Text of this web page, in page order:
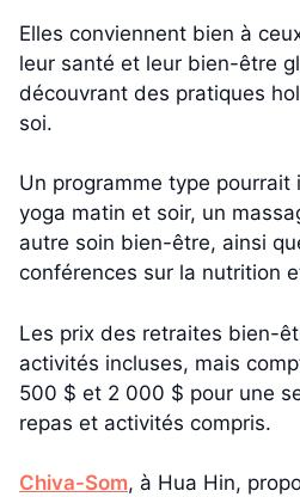
Elles conviennent bien à
leur santé et leur bien-être
découvrant des pratiques
soi.
Un programme type pourrait
yoga matin et soir, un
autre soin bien-être, ainsi
conférences sur la nutrition
Les prix des retraites bien-
activités incluses, mais
500 $ et 2 000 $ pour une
repas et activités compris.
Chiva-Som, à Hua Hin,